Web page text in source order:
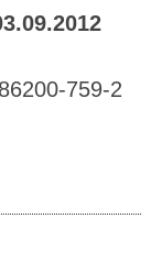
759-2